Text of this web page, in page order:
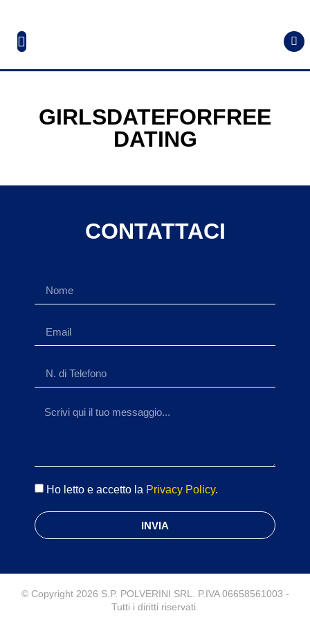
GIRLSDATEFORFREE
DATING
CONTATTACI
Ho letto e accetto la Privacy Policy.
INVIA
© Copyright 2026 S.P. POLVERINI SRL. P.IVA 06658561003 -
Tutti i diritti riservati.